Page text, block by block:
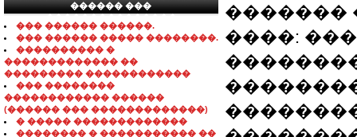
������ ���
���������������
��� ������ ������.
��� ������ ����� ��������.
���������� �
������������� ��
��������� ������������
��� ��������
������������ ������
(������ ��� �������������)
� ����� �������������
�������� � ����������� ��
�������
����: